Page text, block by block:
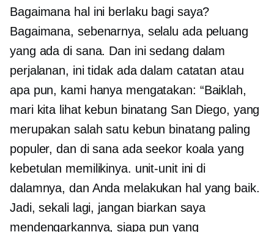
Bagaimana hal ini berlaku bagi saya?
Bagaimana, sebenarnya, selalu ada peluang
yang ada di sana. Dan ini sedang dalam
perjalanan, ini tidak ada dalam catatan atau
apa pun, kami hanya mengatakan: “Baiklah,
mari kita lihat kebun binatang San Diego, yang
merupakan salah satu kebun binatang paling
populer, dan di sana ada seekor koala yang
kebetulan memilikinya. unit-unit ini di
dalamnya, dan Anda melakukan hal yang baik.
Jadi, sekali lagi, jangan biarkan saya
mendengarkannya, siapa pun yang